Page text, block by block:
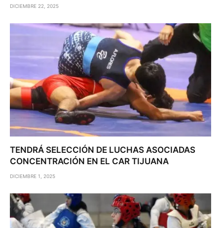
DICIEMBRE 22, 2025
TENDRÁ SELECCIÓN DE LUCHAS ASOCIADAS
CONCENTRACIÓN EN EL CAR TIJUANA
DICIEMBRE 1, 2025